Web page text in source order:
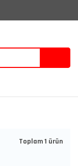
Toplam 1 ürün